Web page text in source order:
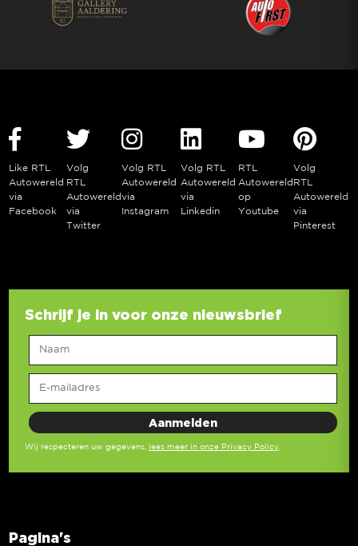
Like RTL
Autowereld
via
Facebook
Volg
RTL
Autowereld
via
Twitter
Volg RTL
Autowereld
via
Instagram
Volg RTL
Autowereld
via
Linkedin
RTL
Autowereld
op
Youtube
Volg
RTL
Autowereld
via
Pinterest
Schrijf je in voor onze nieuwsbrief
Wij respecteren uw gegevens, lees meer in onze Privacy Policy
Pagina's